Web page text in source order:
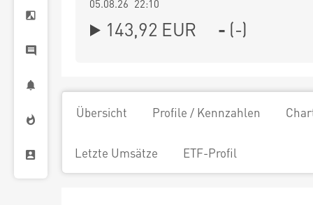
05.08.26 22:10
143,92 EUR - (-)
Übersicht Profile / Kennzahlen
Letzte Umsätze ETF-Profil